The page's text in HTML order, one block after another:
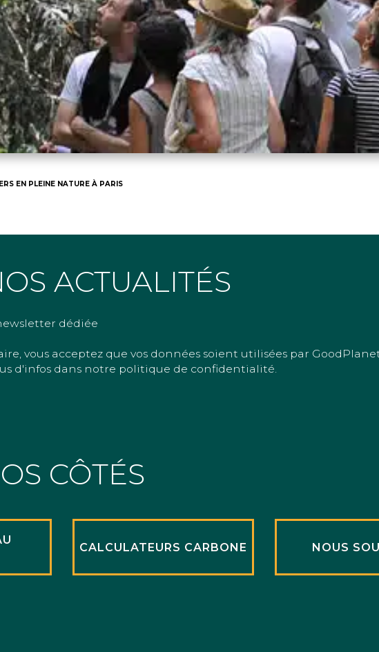
EN PLEINE NATURE À PARIS
ACTUALITÉS
dédiée
vous acceptez que vos données soient utilisées par
d'infos dans notre politique de confidentialité.
CÔTÉS
CALCULATEURS CARBONE NOUS